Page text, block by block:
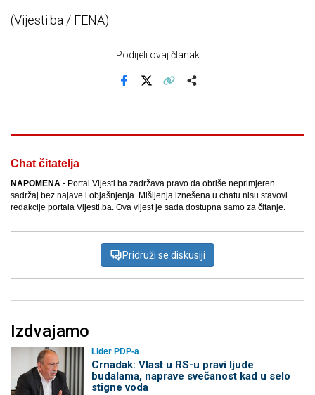
(Vijesti.ba / FENA)
Podijeli ovaj članak
Chat čitatelja
NAPOMENA - Portal Vijesti.ba zadržava pravo da obriše neprimjeren
sadržaj bez najave i objašnjenja. Mišljenja iznešena u chatu nisu stavovi
redakcije portala Vijesti.ba. Ova vijest je sada dostupna samo za čitanje.
Pridruži se diskusiji
Izdvajamo
Lider PDP-a
Crnadak: Vlast u RS-u pravi ljude
budalama, naprave svečanost kad u selo
stigne voda